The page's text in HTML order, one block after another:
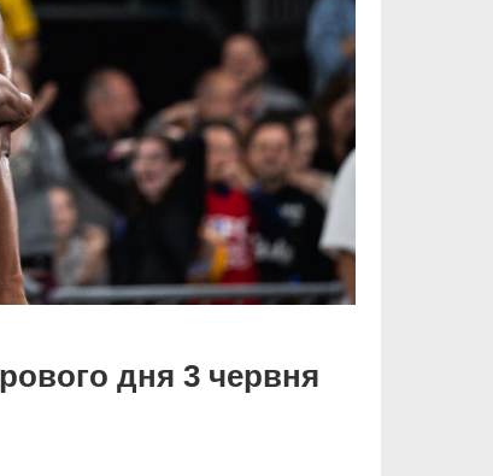
дня 3 червня